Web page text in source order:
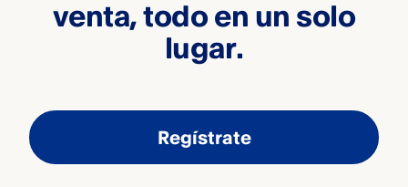
venta, todo en un solo
lugar.
Regístrate